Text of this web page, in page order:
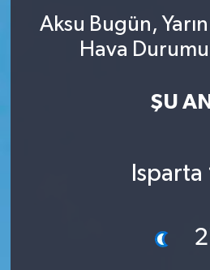
Aksu Bugün,
Hava
ŞU AN
Isparta
Tüm Manşetler